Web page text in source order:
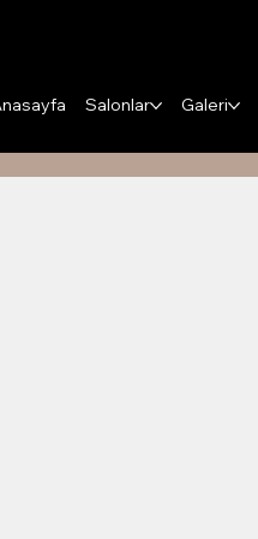
Salonlar Galeri